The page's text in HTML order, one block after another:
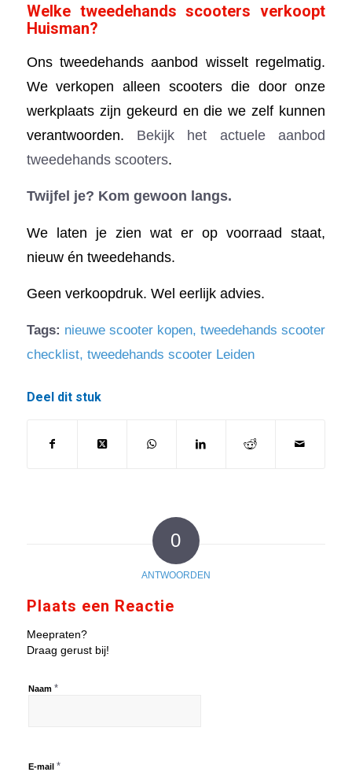
Welke tweedehands scooters verkoopt
Huisman?
Ons tweedehands aanbod wisselt regelmatig.
We verkopen alleen scooters die door onze
werkplaats zijn gekeurd en die we zelf kunnen
verantwoorden. Bekijk het actuele aanbod
tweedehands scooters.
Twijfel je? Kom gewoon langs.
We laten je zien wat er op voorraad staat,
nieuw én tweedehands.
Geen verkoopdruk. Wel eerlijk advies.
Tags: nieuwe scooter kopen,tweedehands scooter
checklist, tweedehands scooter Leiden
Deel dit stuk
0
ANTWOORDEN
Plaats een Reactie
Meepraten?
Draag gerust bij!
Naam *
E-mail *